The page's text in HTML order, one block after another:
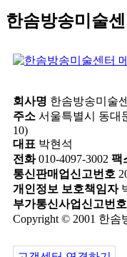
한솜방송미술
회사명 한솜방송미술
주소 서울특별시 동대
10)
대표 박현석
전화010-4097-3002 팩
통신판매업신고번호
개인정보 보호책임자
부가통신사업신고번호
Copyright © 2001 한솜